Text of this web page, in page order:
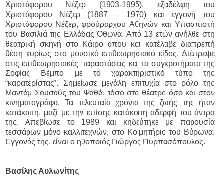
Χριστόφορου Νέζερ (1903-1995), εξαδέλφη του
Χριστόφορου Νέζερ (1887 – 1970) και εγγονή του
Χριστόφορου Νέζερ, φρούραρχου Αθηνών και Υπασπιστή
του Βασιλιά της Ελλάδας Όθωνα. Από 13 ετών ανήλθε στη
θεατρική σκηνή στο Κάιρο όπου και κατέλαβε διαπρεπή
θέση κυρίως στο μουσικό επιθεωρησιακό είδος. Διέπρεψε
στις επιθεωρησιακές παραστάσεις και τα συγκροτήματα της
Σοφίας Βέμπο με το χαρακτηριστικό τύπο της
“καρατερίστας”. Σημείωσε μεγάλη επιτυχία στο ρόλο της
Μαντάμ Σουσούς του Ψαθά, τόσο στο θέατρο όσο και στον
κινηματογράφο. Τα τελευταία χρόνια της ζωής της ήταν
κατάκοιτη, μαζί με την επίσης κατάκοιτη αδερφή του άντρα
της. Απεβίωσε το 1989 και κηδεύτηκε με παρουσία
τεσσάρων μόνο καλλιτεχνών, στο Κοιμητήριο του Βύρωνα.
Εγγονός της, είναι ο ηθοποιός Γιώργος Πυρπασόπουλος.
Βασίλης Αυλωνίτης